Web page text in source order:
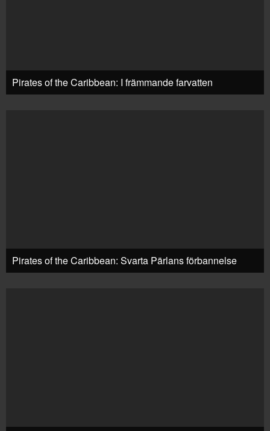
Pirates of the Caribbean: I främmande farvatten
Pirates of the Caribbean: Svarta Pärlans förbannelse